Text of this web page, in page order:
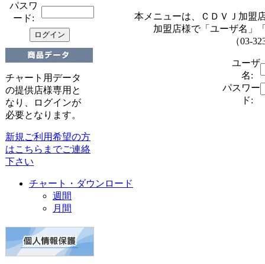
パスワ
ード:
チャート用データ
の提供店様専用と
なり、ログインが
必要となります。
新規ご利用希望の方
はこちらまでご連絡
下さい
チャート・ダウンロード
週間
月間
本メニューは、ＣＤＶＪ加盟
加盟店様で「ユーザ名」
（03-
ユーザ
名:
パスワー
ド: